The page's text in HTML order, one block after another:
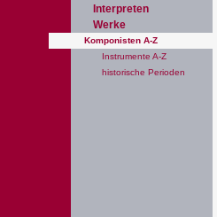
Interpreten
Werke
Komponisten A-Z
Instrumente A-Z
historische Perioden